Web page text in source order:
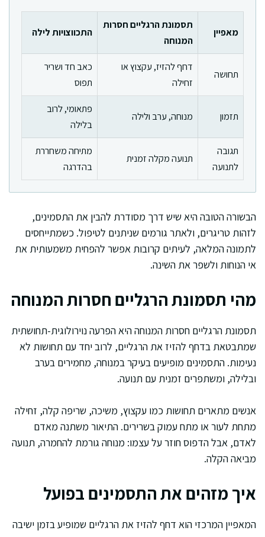
מאפיין
תסמונת הרגליים חסרות
המנוחה
התכווצויות לילה
תחושה
דחף להזיז, עקצוץ או
זחילה
כאב חד ושריר
תפוס
תזמון מנוחה, ערב ולילה
פתאומי, לרוב
בלילה
תגובה
לתנועה
תנועה מקלה זמנית
מתיחה משחררת
בהדרגה
הבשורה הטובה היא שיש דרך מסודרת להבין את התסמינים,
לזהות טריגרים, ולאתר גורמים שניתנים לטיפול. כשמתייחסים
לתמונה המלאה, לעיתים קרובות אפשר להפחית משמעותית את
אי הנוחות ולשפר את השינה.
מהי תסמונת הרגליים חסרות המנוחה
תסמונת הרגליים חסרות המנוחה היא הפרעה נוירולוגית-תחושתית
שמתבטאת בדחף להזיז את הרגליים, לרוב יחד עם תחושות לא
נעימות. התסמינים מופיעים בעיקר במנוחה, מחמירים בערב
ובלילה, ומשתפרים זמנית עם תנועה.
אנשים מתארים תחושות כמו עקצוץ, משיכה, שריפה קלה, זחילה
מתחת לעור או מתח עמוק בשרירים. התיאור משתנה מאדם
לאדם, אבל הדפוס חוזר על עצמו: מנוחה גורמת להחמרה, תנועה
מביאה הקלה.
איך מזהים את התסמינים בפועל
המאפיין המרכזי הוא דחף להזיז את הרגליים שמופיע בזמן ישיבה